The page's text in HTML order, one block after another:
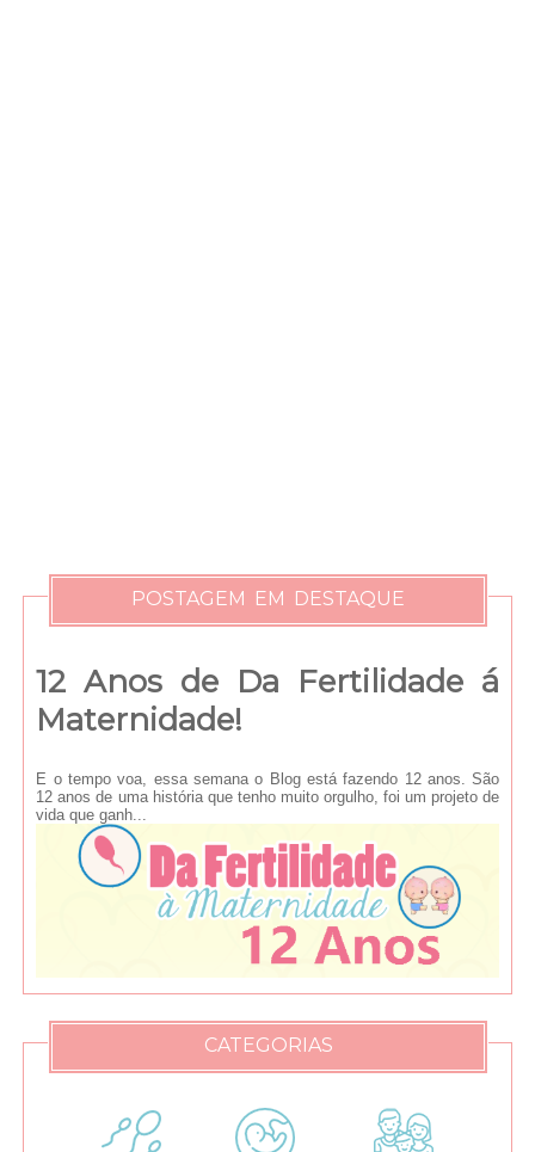
POSTAGEM EM DESTAQUE
12 Anos de Da Fertilidade á
Maternidade!
E o tempo voa, essa semana o Blog está fazendo 12 anos. São
12 anos de uma história que tenho muito orgulho, foi um projeto de
vida que ganh...
CATEGORIAS